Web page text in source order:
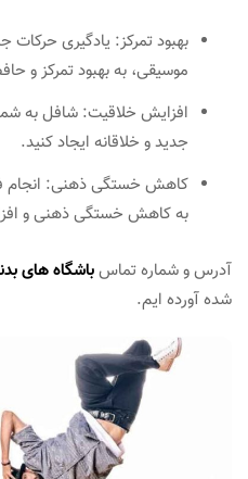
بهبود تمرکز: یادگیری
موسیقی، به بهبود تمرکز و
افزایش خلاقیت: شافل به
جدید و خلاقانه ایجاد کنید.
کاهش خستگی ذهنی: انجام
به کاهش خستگی ذهنی و
آدرس و شماره تماسباشگاه های
شده آورده ایم.